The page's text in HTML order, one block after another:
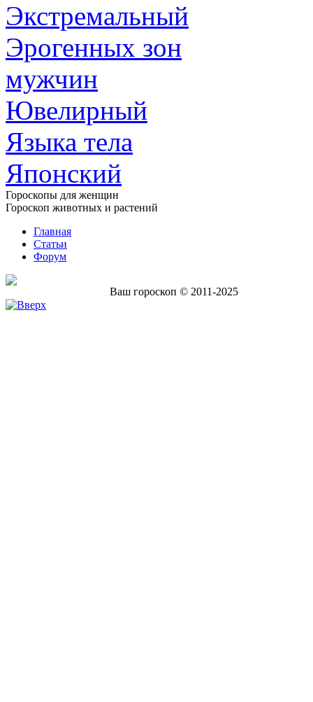
Экстремальный
Эрогенных зон
мужчин
Ювелирный
Языка тела
Японский
Гороскопы для женщин
Гороскоп животных и растений
Главная
Статьи
Форум
Ваш гороскоп © 2011-2025